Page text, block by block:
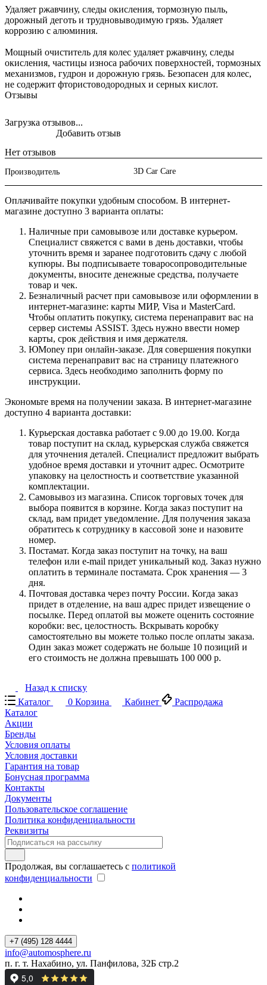
Удаляет ржавчину, следы окисления, тормозную пыль,
дорожный деготь и трудновыводимую грязь. Удаляет
коррозию с алюминия.
Мощный очиститель для колес удаляет ржавчину, следы
окисления, частицы износа рабочих поверхностей, тормозных
механизмов, гудрон и дорожную грязь. Безопасен для колес,
не содержит фтористоводородных и серных кислот.
Отзывы
Загрузка отзывов...
Нет отзывов
Добавить отзыв
Производитель 3D Car Care
Оплачивайте покупки удобным способом. В интернет-
магазине доступно 3 варианта оплаты:
Наличные при самовывозе или доставке курьером.
Специалист свяжется с вами в день доставки, чтобы
уточнить время и заранее подготовить сдачу с любой
купюры. Вы подписываете товаросопроводительные
документы, вносите денежные средства, получаете
товар и чек.
Безналичный расчет при самовывозе или оформлении в
интернет-магазине: карты МИР, Visa и MasterCard.
Чтобы оплатить покупку, система перенаправит вас на
сервер системы ASSIST. Здесь нужно ввести номер
карты, срок действия и имя держателя.
ЮMoney при онлайн-заказе. Для совершения покупки
система перенаправит вас на страницу платежного
сервиса. Здесь необходимо заполнить форму по
инструкции.
Экономьте время на получении заказа. В интернет-магазине
доступно 4 варианта доставки:
Курьерская доставка работает с 9.00 до 19.00. Когда
товар поступит на склад, курьерская служба свяжется
для уточнения деталей. Специалист предложит выбрать
удобное время доставки и уточнит адрес. Осмотрите
упаковку на целостность и соответствие указанной
комплектации.
Самовывоз из магазина. Список торговых точек для
выбора появится в корзине. Когда заказ поступит на
склад, вам придет уведомление. Для получения заказа
обратитесь к сотруднику в кассовой зоне и назовите
номер.
Постамат. Когда заказ поступит на точку, на ваш
телефон или e-mail придет уникальный код. Заказ нужно
оплатить в терминале постамата. Срок хранения — 3
дня.
Почтовая доставка через почту России. Когда заказ
придет в отделение, на ваш адрес придет извещение о
посылке. Перед оплатой вы можете оценить состояние
коробки: вес, целостность. Вскрывать коробку
самостоятельно вы можете только после оплаты заказа.
Один заказ может содержать не больше 10 позиций и
его стоимость не должна превышать 100 000 р.
Назад к списку
Каталог
0 Корзина Кабинет
Распродажа
Каталог
Акции
Бренды
Условия оплаты
Условия доставки
Гарантия на товар
Бонусная программа
Контакты
Документы
Пользовательское соглашение
Политика конфиденциальности
Реквизиты
Продолжая, вы соглашаетесь с политикой
конфиденциальности
+7 (495) 128 4444
info@automosphere.ru
п. г. т. Нахабино, ул. Панфилова, 32Б стр.2